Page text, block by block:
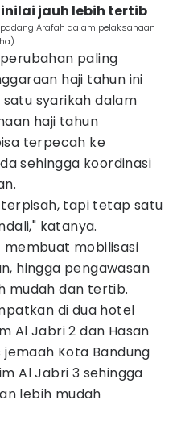
jauh lebih tertib
Arafah dalam pelaksanaan
paling
haji tahun ini
syarikah dalam
haji tahun
terpecah ke
sehingga koordinasi
tapi tetap satu
katanya.
mobilisasi
hingga pengawasan
mudah dan tertib.
di dua hotel
Al Jabri 2 dan Hasan
Kota Bandung
Al Jabri 3 sehingga
lebih mudah